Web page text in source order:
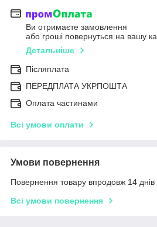
Ви отримаєте замовлення
або гроші повернуться на вашу
Детальніше
Післяплата
ПЕРЕДПЛАТА УКРПОШТА
Оплата частинами
Всі умови оплати
Умови повернення
Повернення товару впродовж 14 днів
Всі умови повернення